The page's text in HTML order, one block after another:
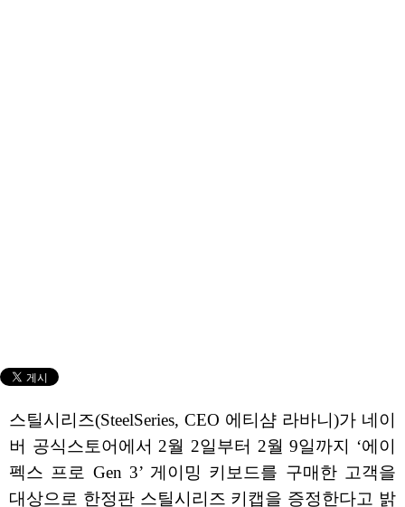
스틸시리즈(SteelSeries, CEO 에티샴 라바니)가 네이
버 공식스토어에서 2월 2일부터 2월 9일까지 ‘에이
펙스 프로 Gen 3’ 게이밍 키보드를 구매한 고객을
대상으로 한정판 스틸시리즈 키캡을 증정한다고 밝